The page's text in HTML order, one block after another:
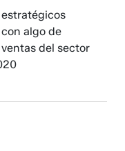
algo de
del sector